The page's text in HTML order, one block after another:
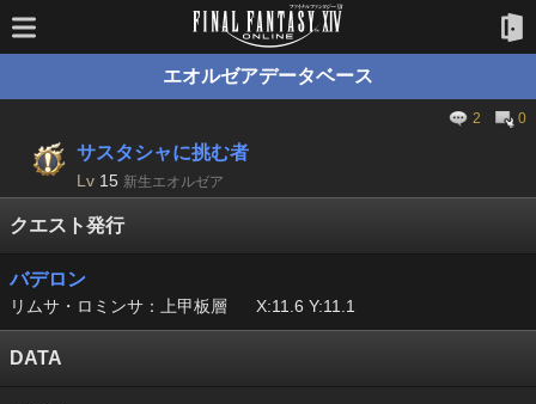
エオルゼアデータベース
2 0
サスタシャに挑む者
Lv 15 新生エオルゼア
クエスト発行
バデロン
リムサ・ロミンサ：上甲板層 X:11.6 Y:11.1
DATA